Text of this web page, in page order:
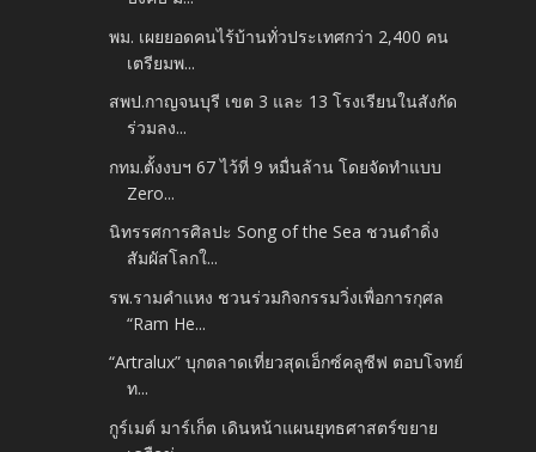
พม. เผยยอดคนไร้บ้านทั่วประเทศกว่า 2,400 คน
เตรียมพ...
สพป.กาญจนบุรี เขต 3 และ 13 โรงเรียนในสังกัด
ร่วมลง...
กทม.ตั้งงบฯ 67 ไว้ที่ 9 หมื่นล้าน โดยจัดทำแบบ
Zero...
นิทรรศการศิลปะ Song of the Sea ชวนดำดิ่ง
สัมผัสโลกใ...
รพ.รามคำแหง ชวนร่วมกิจกรรมวิ่งเพื่อการกุศล
“Ram He...
“Artralux” บุกตลาดเที่ยวสุดเอ็กซ์คลูซีฟ ตอบโจทย์
ท...
กูร์เมต์ มาร์เก็ต เดินหน้าแผนยุทธศาสตร์ขยาย